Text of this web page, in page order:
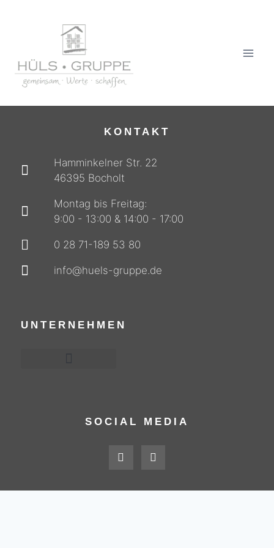
KONTAKT
Hamminkelner Str. 22
46395 Bocholt
Montag bis Freitag:
9:00 - 13:00 & 14:00 - 17:00
0 28 71-189 53 80
info@huels-gruppe.de
UNTERNEHMEN
SOCIAL MEDIA